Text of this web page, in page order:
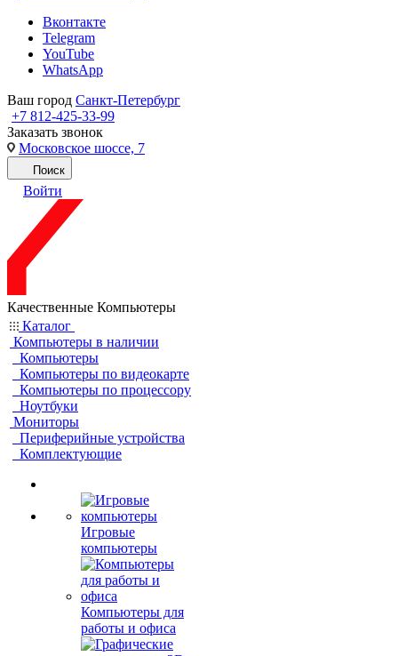
Вконтакте
Telegram
YouTube
WhatsApp
Ваш город Санкт-Петербург
+7 812-425-33-99
Заказать звонок
Московское шоссе, 7
Поиск
Войти
Качественные Компьютеры
Каталог
Компьютеры в наличии
Компьютеры
Компьютеры по видеокарте
Компьютеры по процессору
Ноутбуки
Мониторы
Периферийные устройства
Комплектующие
Игровые
компьютеры
Компьютеры для
работы и офиса